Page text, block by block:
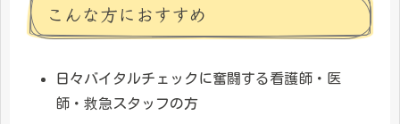
こんな方におすすめ
日々バイタルチェックに奮闘する看護師・医
師・救急スタッフの方